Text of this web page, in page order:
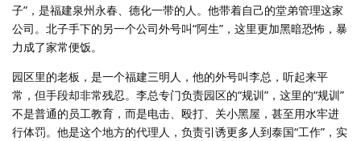
子”，是福建泉州永春、德化一带的人。他带着自己的堂弟管理这家
公司。北子手下的另一个公司外号叫“阿生”，这里更加黑暗恐怖，暴
力成了家常便饭。
园区里的老板，是一个福建三明人，他的外号叫李总，听起来平
常，但手段却非常残忍。李总专门负责园区的“规训”，这里的“规训”
不是普通的员工教育，而是电击、殴打、关小黑屋，甚至用水牢进
行体罚。他是这个地方的代理人，负责引诱更多人到泰国“工作”，实